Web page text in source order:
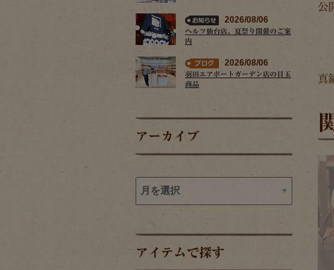
2026/08/06
ヘルツ仙台店、夏祭り開催のご案
内
2026/08/06
羽田エアポートガーデン店の目玉
商品
アーカイブ
アイテムで探す
公
真